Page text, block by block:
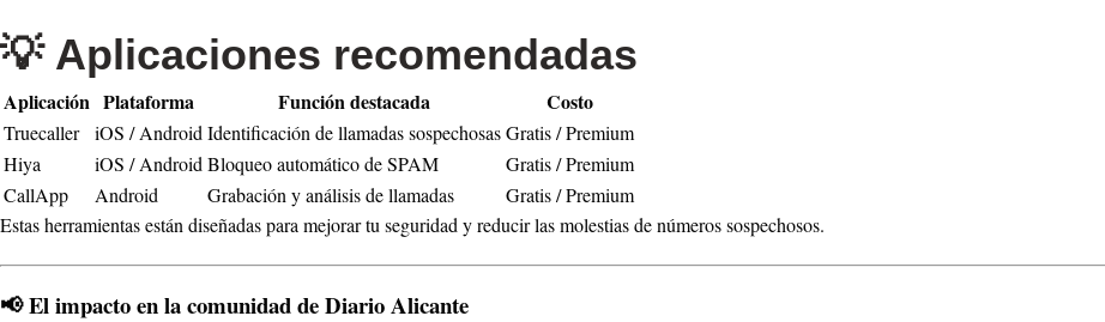
💡 Aplicaciones recomendadas
Aplicación Plataforma Función destacada Costo
Truecaller iOS / AndroidIdentificación de llamadas sospechosasGratis / Premium
Hiya
iOS / AndroidBloqueo automático de SPAM
Gratis / Premium
CallApp
Android Grabación y análisis de llamadas
Gratis / Premium
Estas herramientas están diseñadas para mejorar tu seguridad y reducir las molestias de números sospechosos.
📢El impacto en la comunidad de Diario Alicante